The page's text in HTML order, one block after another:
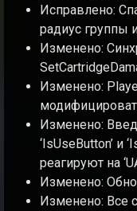
Исправлено:
радиус группы
Изменено:
Изменено:
Изменено:
‘IsUseButton’ и
реагируют на
Изменено:
Изменено: Все